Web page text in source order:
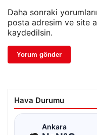
Daha sonraki
posta adresim ve site
kaydedilsin.
Hava Durumu
Ankara